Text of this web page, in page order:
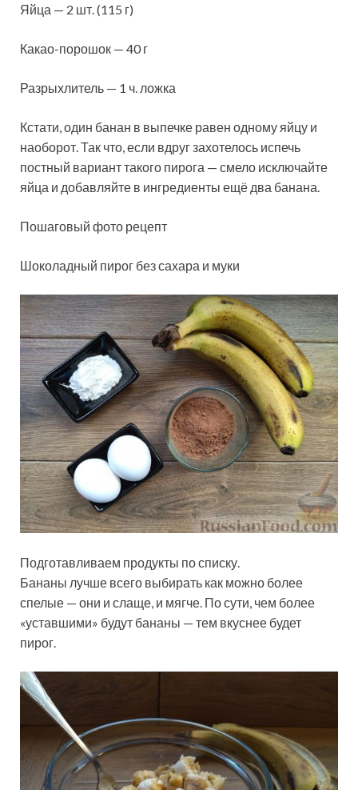
Яйца — 2 шт. (115 г)
Какао-порошок — 40 г
Разрыхлитель — 1 ч. ложка
Кстати, один банан в выпечке равен одному яйцу и
наоборот. Так что, если вдруг захотелось испечь
постный вариант такого пирога — смело исключайте
яйца и добавляйте в ингредиенты ещё два банана.
Пошаговый фото рецепт
Шоколадный пирог без сахара и муки
Подготавливаем продукты по списку.
Бананы лучше всего выбирать как можно более
спелые — они и слаще, и мягче. По сути, чем более
«уставшими» будут бананы — тем вкуснее будет
пирог.